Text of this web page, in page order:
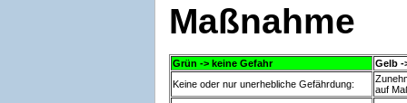
Maßnahme
Grün -> keine Gefahr
Gelb -
Keine oder nur unerhebliche Gefährdung:
auf